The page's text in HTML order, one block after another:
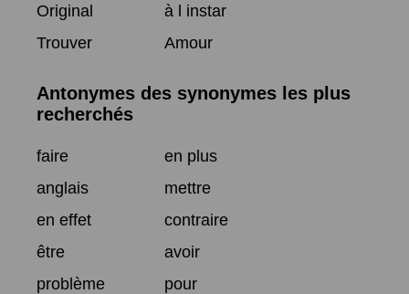
Original
à l instar
Trouver
Amour
Antonymes des synonymes les plus
recherchés
faire
en plus
anglais
mettre
en effet
contraire
être
avoir
problème
pour